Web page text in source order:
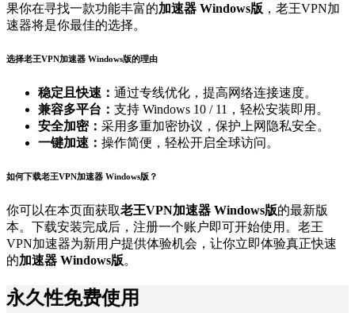
果你在寻找一款功能丰富的加速器 Windows版 ，老王VPN加
速器将是你最佳的选择。
选择老王VPN加速器 Windows版的理由
稳定且快速： 通过专线优化，提高网络连接速度。
兼容多平台： 支持 Windows 10 / 11，轻松安装即用。
安全加密： 采用多重加密协议，保护上网隐私安全。
一键加速： 操作简便，轻松开启全球访问。
如何下载老王VPN加速器 Windows版？
你可以在本页面获取老王VPN加速器 Windows版的最新版
本。下载安装完成后，注册一个账户即可开始使用。老王
VPN加速器为新用户提供体验机会，让你立即体验真正快速
的加速器 Windows版。
永久性免费使用